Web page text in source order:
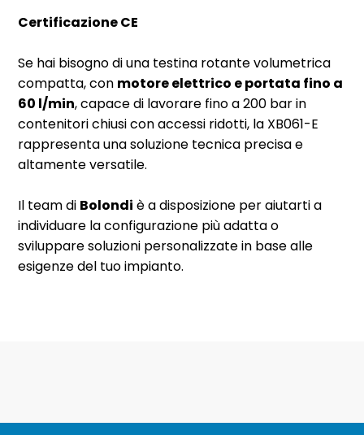
Certificazione CE
Se hai bisogno di una testina rotante volumetrica
compatta, con motore elettrico e portata fino a
60 l/min, capace di lavorare fino a 200 bar in
contenitori chiusi con accessi ridotti, la XB061-E
rappresenta una soluzione tecnica precisa e
altamente versatile.
Il team di Bolondi è a disposizione per aiutarti a
individuare la configurazione più adatta o
sviluppare soluzioni personalizzate in base alle
esigenze del tuo impianto.